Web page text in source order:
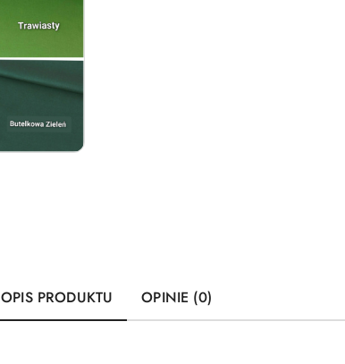
OPIS PRODUKTU OPINIE (0)